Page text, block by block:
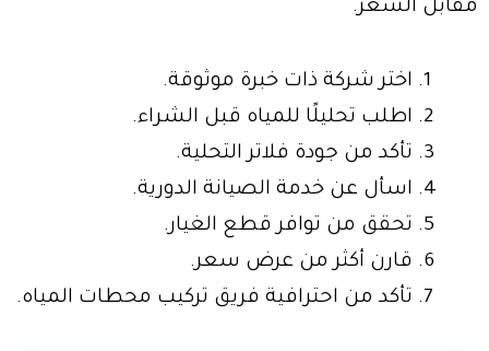
مقابل السعر.
اختر شركة ذات خبرة موثوقة.
اطلب تحليلًا للمياه قبل الشراء.
تأكد من جودة فلاتر التحلية.
اسأل عن خدمة الصيانة الدورية.
تحقق من توافر قطع الغيار.
قارن أكثر من عرض سعر.
تأكد من احترافية فريق تركيب محطات المياه.